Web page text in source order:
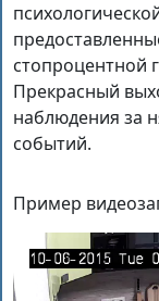
стопроцентной
Прекрасный
наблюдения за
событий.
Пример